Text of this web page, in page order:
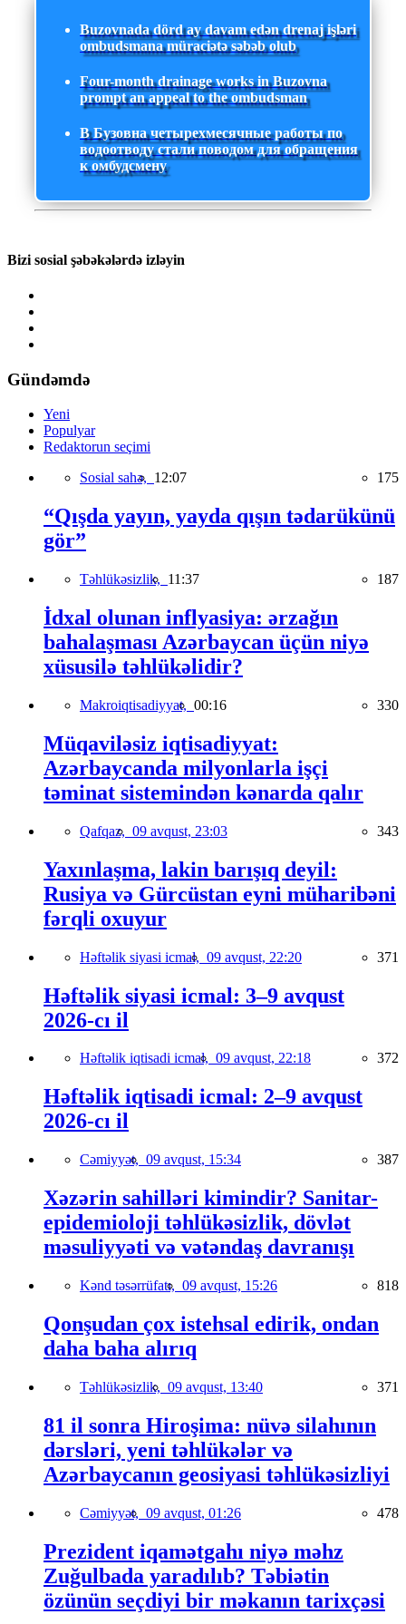
Buzovnada dörd ay davam edən drenaj işləri
ombudsmana müraciətə səbəb olub
Four-month drainage works in Buzovna
prompt an appeal to the ombudsman
В Бузовна четырехмесячные работы по
водоотводу стали поводом для обращения
к омбудсмену
Bizi sosial şəbəkələrdə izləyin
Gündəmdə
Yeni
Populyar
Redaktorun seçimi
Sosial sahə, 12:07 175
“Qışda yayın, yayda qışın tədarükünü
gör”
Təhlükəsizlik, 11:37 187
İdxal olunan inflyasiya: ərzağın
bahalaşması Azərbaycan üçün niyə
xüsusilə təhlükəlidir?
Makroiqtisadiyyat, 00:16 330
Müqaviləsiz iqtisadiyyat:
Azərbaycanda milyonlarla işçi
təminat sistemindən kənarda qalır
Qafqaz, 09 avqust, 23:03 343
Yaxınlaşma, lakin barışıq deyil:
Rusiya və Gürcüstan eyni müharibəni
fərqli oxuyur
Həftəlik siyasi icmal, 09 avqust, 22:20 371
Həftəlik siyasi icmal: 3–9 avqust
2026-cı il
Həftəlik iqtisadi icmal, 09 avqust, 22:18 372
Həftəlik iqtisadi icmal: 2–9 avqust
2026-cı il
Cəmiyyət, 09 avqust, 15:34 387
Xəzərin sahilləri kimindir? Sanitar-
epidemioloji təhlükəsizlik, dövlət
məsuliyyəti və vətəndaş davranışı
Kənd təsərrüfatı, 09 avqust, 15:26 818
Qonşudan çox istehsal edirik, ondan
daha baha alırıq
Təhlükəsizlik, 09 avqust, 13:40 371
81 il sonra Hiroşima: nüvə silahının
dərsləri, yeni təhlükələr və
Azərbaycanın geosiyasi təhlükəsizliyi
Cəmiyyət, 09 avqust, 01:26 478
Prezident iqamətgahı niyə məhz
Zuğulbada yaradılıb? Təbiətin
özünün seçdiyi bir məkanın tarixçəsi